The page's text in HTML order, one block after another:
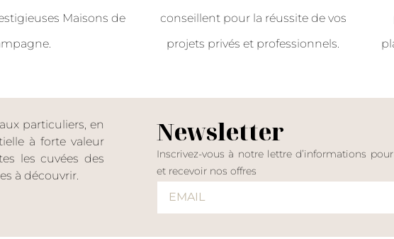
Maisons de
conseillent pour la réussite de vos
projets privés et professionnels.
particuliers, en
à forte valeur
les cuvées des
à découvrir.
Newsletter
Inscrivez-vous à notre lettre d’informations
et recevoir nos offres